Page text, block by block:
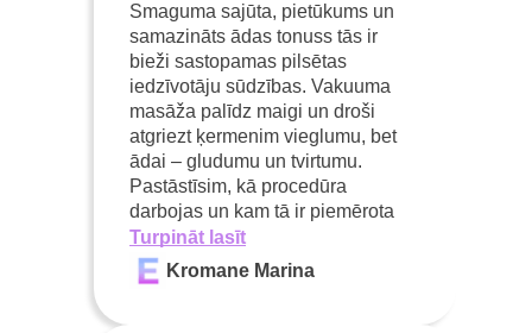
Smaguma sajūta, pietūkums un
samazināts ādas tonuss tās ir
bieži sastopamas pilsētas
iedzīvotāju sūdzības. Vakuuma
masāža palīdz maigi un droši
atgriezt ķermenim vieglumu, bet
ādai – gludumu un tvirtumu.
Pastāstīsim, kā procedūra
darbojas un kam tā ir piemērota
Turpināt lasīt
Kromane Marina